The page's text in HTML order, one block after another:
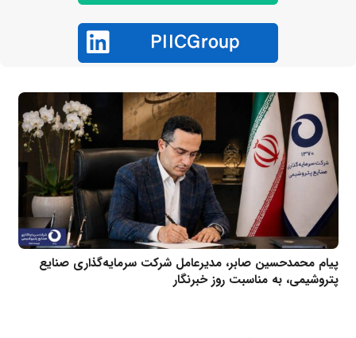
پیام محمدحسین صابر، مدیرعامل شرکت سرمایه‌گذاری صنایع
پتروشیمی، به مناسبت روز خبرنگار